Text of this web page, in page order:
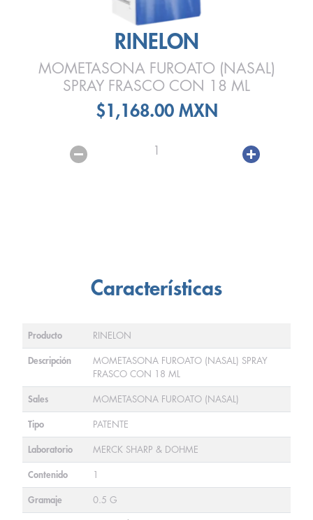
RINELON
MOMETASONA FUROATO (NASAL)
SPRAY FRASCO CON 18 ML
$1,168.00 MXN
1
Características
Producto RINELON
Descripción
MOMETASONA FUROATO (NASAL) SPRAY
FRASCO CON 18 ML
Sales MOMETASONA FUROATO (NASAL)
Tipo PATENTE
Laboratorio MERCK SHARP & DOHME
Contenido 1
Gramaje 0.5 G